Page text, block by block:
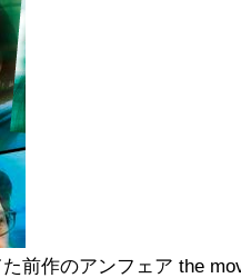
前作のアンフェア the